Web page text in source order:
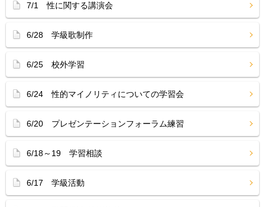
7/1 性に関する講演会
6/28 学級歌制作
6/25 校外学習
6/24 性的マイノリティについての学習会
6/20 プレゼンテーションフォーラム練習
6/18～19 学習相談
6/17 学級活動